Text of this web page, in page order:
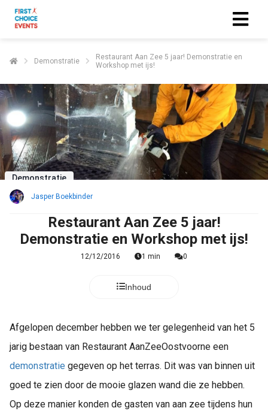
Demonstratie
Restaurant Aan Zee 5 jaar! Demonstratie en
Workshop met ijs!
Demonstratie
Jasper Boekbinder
Restaurant Aan Zee 5 jaar!
Demonstratie en Workshop met ijs!
12/12/2016 1 min 0
Inhoud
Afgelopen december hebben we ter gelegenheid van het 5
jarig bestaan van Restaurant AanZeeOostvoorne een
demonstratie gegeven op het terras. Dit was van binnen uit
goed te zien door de mooie glazen wand die ze hebben.
Op deze manier konden de gasten van aan zee tijdens hun